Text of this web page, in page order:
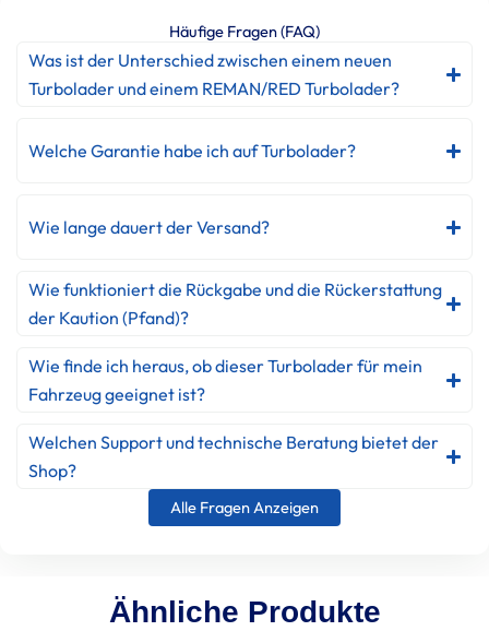
Häufige Fragen (FAQ)
Was ist der Unterschied zwischen einem neuen
Turbolader und einem REMAN/RED Turbolader?
Welche Garantie habe ich auf Turbolader?
Wie lange dauert der Versand?
Wie funktioniert die Rückgabe und die Rückerstattung
der Kaution (Pfand)?
Wie finde ich heraus, ob dieser Turbolader für mein
Fahrzeug geeignet ist?
Welchen Support und technische Beratung bietet der
Shop?
Alle Fragen Anzeigen
Ähnliche Produkte